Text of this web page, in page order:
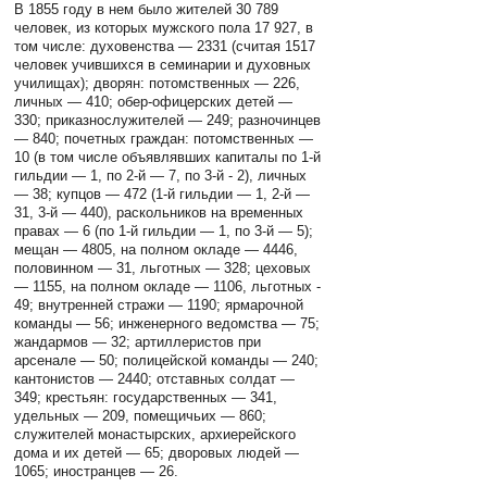
В 1855 году в нем было жителей 30 789
человек, из которых мужского пола 17 927, в
том числе: духовенства — 2331 (считая 1517
человек учившихся в семинарии и духовных
училищах); дворян: потомственных — 226,
личных — 410; обер-офицерских детей —
330; приказнослужителей — 249; разночинцев
— 840; почетных граждан: потомственных —
10 (в том числе объявлявших капиталы по 1-й
гильдии — 1, по 2-й — 7, по 3-й - 2), личных
— 38; купцов — 472 (1-й гильдии — 1, 2-й —
31, 3-й — 440), раскольников на временных
правах — 6 (по 1-й гильдии — 1, по 3-й — 5);
мещан — 4805, на полном окладе — 4446,
половинном — 31, льготных — 328; цеховых
— 1155, на полном окладе — 1106, льготных -
49; внутренней стражи — 1190; ярмарочной
команды — 56; инженерного ведомства — 75;
жандармов — 32; артиллеристов при
арсенале — 50; полицейской команды — 240;
кантонистов — 2440; отставных солдат —
349; крестьян: государственных — 341,
удельных — 209, помещичьих — 860;
служителей монастырских, архиерейского
дома и их детей — 65; дворовых людей —
1065; иностранцев — 26.